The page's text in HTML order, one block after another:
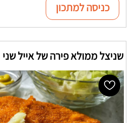
כניסה למתכון
שניצל ממולא פירה של אייל שני